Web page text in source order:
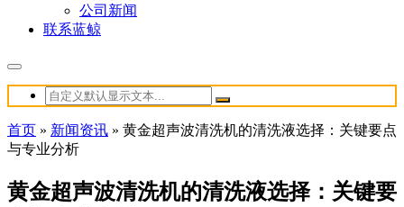
公司新闻
联系蓝鲸
首页 » 新闻资讯 » 黄金超声波清洗机的清洗液选择：关键要点
与专业分析
黄金超声波清洗机的清洗液选择：关键要